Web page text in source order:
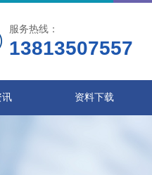
服务热线：
13813507557
讯 资料下载